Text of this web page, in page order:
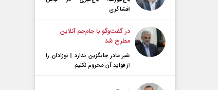
افشاگری
در گفت‌و‌گو با جام‌جم آنلاین
مطرح شد
شیر مادر جایگزین ندارد | نوزادان را
از فواید آن محروم نکنیم